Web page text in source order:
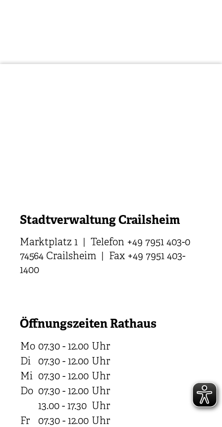
Stadtverwaltung Crailsheim
Marktplatz 1 | Telefon +49 7951 403-0
74564 Crailsheim | Fax +49 7951 403-
1400
Öffnungszeiten Rathaus
Mo 07.30 - 12.00 Uhr
Di
07.30 - 12.00 Uhr
Mi 07.30 - 12.00 Uhr
Do 07.30 - 12.00 Uhr
13.00 - 17.30 Uhr
Fr
07.30 - 12.00 Uhr